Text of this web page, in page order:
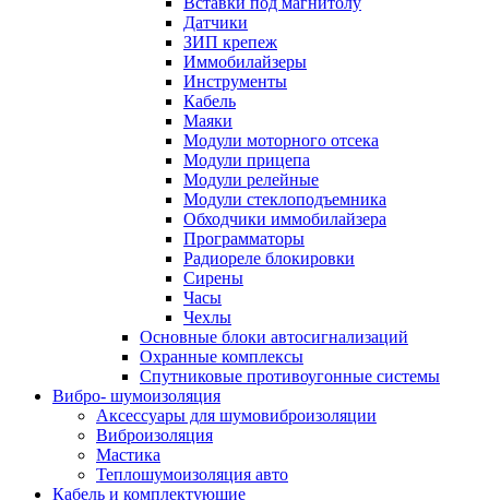
Датчики
ЗИП крепеж
Иммобилайзеры
Инструменты
Кабель
Маяки
Модули моторного отсека
Модули прицепа
Модули релейные
Модули стеклоподъемника
Обходчики иммобилайзера
Программаторы
Радиореле блокировки
Сирены
Часы
Чехлы
Основные блоки автосигнализаций
Охранные комплексы
Спутниковые противоугонные системы
Вибро- шумоизоляция
Аксессуары для шумовиброизоляции
Виброизоляция
Мастика
Теплошумоизоляция авто
Кабель и комплектующие